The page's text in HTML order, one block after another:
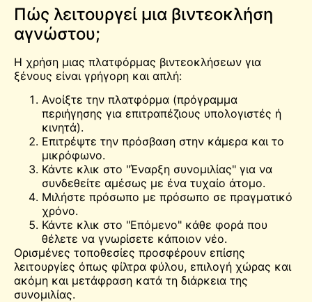
Πώς λειτουργεί μια βιντεοκλήση
αγνώστου;
Η χρήση μιας πλατφόρμας βιντεοκλήσεων για
ξένους είναι γρήγορη και απλή:
Ανοίξτε την πλατφόρμα (πρόγραμμα
περιήγησης για επιτραπέζιους υπολογιστές ή
κινητά).
Επιτρέψτε την πρόσβαση στην κάμερα και το
μικρόφωνο.
Κάντε κλικ στο "Έναρξη συνομιλίας" για να
συνδεθείτε αμέσως με ένα τυχαίο άτομο.
Μιλήστε πρόσωπο με πρόσωπο σε πραγματικό
χρόνο.
Κάντε κλικ στο "Επόμενο" κάθε φορά που
θέλετε να γνωρίσετε κάποιον νέο.
Ορισμένες τοποθεσίες προσφέρουν επίσης
λειτουργίες όπως φίλτρα φύλου, επιλογή χώρας και
ακόμη και μετάφραση κατά τη διάρκεια της
συνομιλίας.